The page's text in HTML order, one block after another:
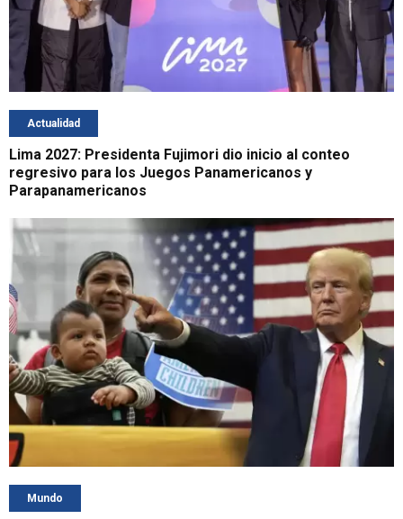
Actualidad
Lima 2027: Presidenta Fujimori dio inicio al conteo
regresivo para los Juegos Panamericanos y
Parapanamericanos
Mundo